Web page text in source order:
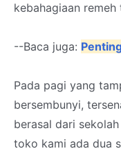
kebahagiaan
--Baca juga:
Pada pagi yang
bersembunyi,
berasal dari
toko kami ada dua